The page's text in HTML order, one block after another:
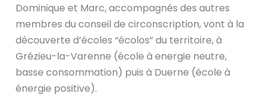
Dominique et Marc, accompagnés des autres
membres du conseil de circonscription, vont à la
découverte d’écoles “écolos” du territoire, à
Grézieu-la-Varenne (école à energie neutre,
basse consommation) puis à Duerne (école à
énergie positive).